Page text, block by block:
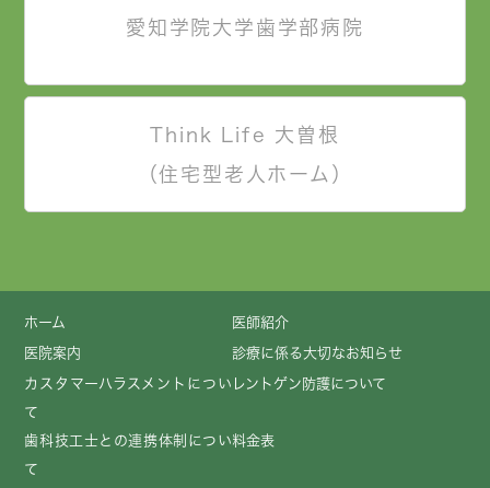
愛知学院大学歯学部病院
Think Life 大曽根
（住宅型老人ホーム）
ホーム 医師紹介
医院案内 診療に係る大切なお知らせ
カスタマーハラスメントについ
て
レントゲン防護について
歯科技工士との連携体制につい
て
料金表